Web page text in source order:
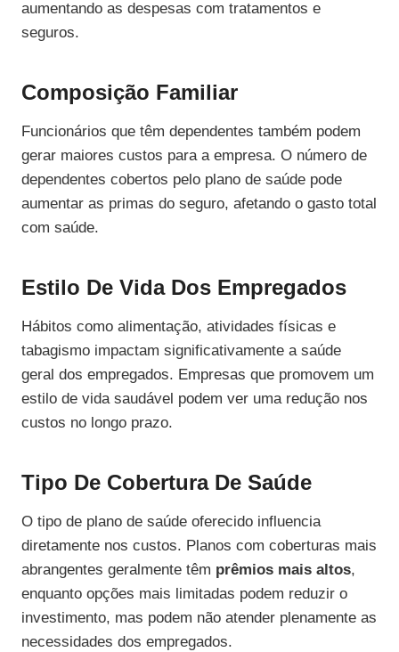
aumentando as despesas com tratamentos e
seguros.
Composição Familiar
Funcionários que têm dependentes também podem
gerar maiores custos para a empresa. O número de
dependentes cobertos pelo plano de saúde pode
aumentar as primas do seguro, afetando o gasto total
com saúde.
Estilo De Vida Dos Empregados
Hábitos como alimentação, atividades físicas e
tabagismo impactam significativamente a saúde
geral dos empregados. Empresas que promovem um
estilo de vida saudável podem ver uma redução nos
custos no longo prazo.
Tipo De Cobertura De Saúde
O tipo de plano de saúde oferecido influencia
diretamente nos custos. Planos com coberturas mais
abrangentes geralmente têm prêmios mais altos,
enquanto opções mais limitadas podem reduzir o
investimento, mas podem não atender plenamente as
necessidades dos empregados.